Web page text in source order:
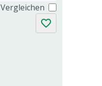
Vergleichen